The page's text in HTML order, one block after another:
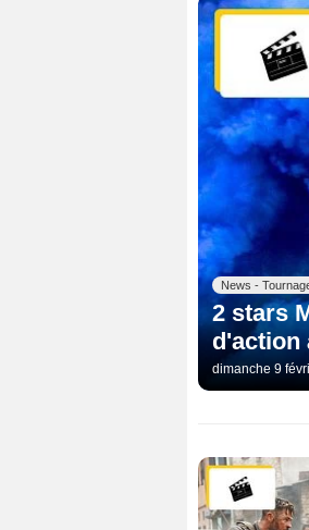
News -
2 stars
d'action
dimanche 9